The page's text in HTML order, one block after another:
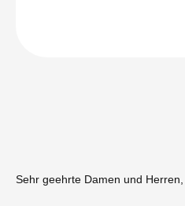
Sehr geehrte Damen und Herren,